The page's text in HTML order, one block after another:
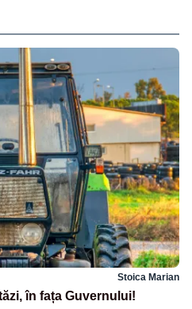
Stoica Marian
în fața Guvernului!